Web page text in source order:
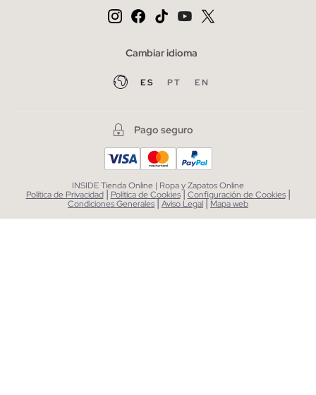
Cambiar idioma
ES PT EN
Pago seguro
INSIDE Tienda Online | Ropa y Zapatos Online
Política de Privacidad | Política de Cookies| Configuración de Cookies |
Condiciones Generales|Aviso Legal| Mapa web